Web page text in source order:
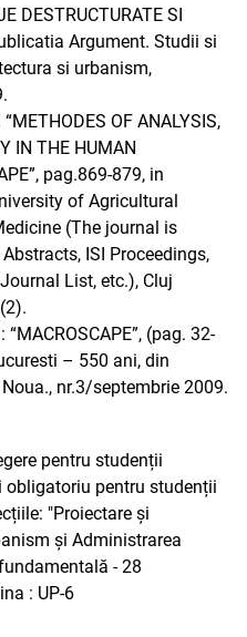
DESTRUCTURATE SI
Argument. Studii si
si urbanism,
OF ANALYSIS,
IN THE HUMAN
pag.869-879, in
of Agricultural
(The journal is
ISI Proceedings,
List, etc.), Cluj
(pag. 32-
– 550 ani, din
nr.3/septembrie 2009.
pentru studenții
pentru studenții
"Proiectare și
și Administrarea
- 28
: UP-6